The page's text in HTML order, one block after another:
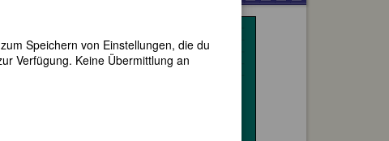
Speichern von Einstellungen, die du
Verfügung. Keine Übermittlung an